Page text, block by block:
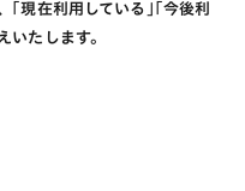
｢現在利用している｣｢今後利
いたします。